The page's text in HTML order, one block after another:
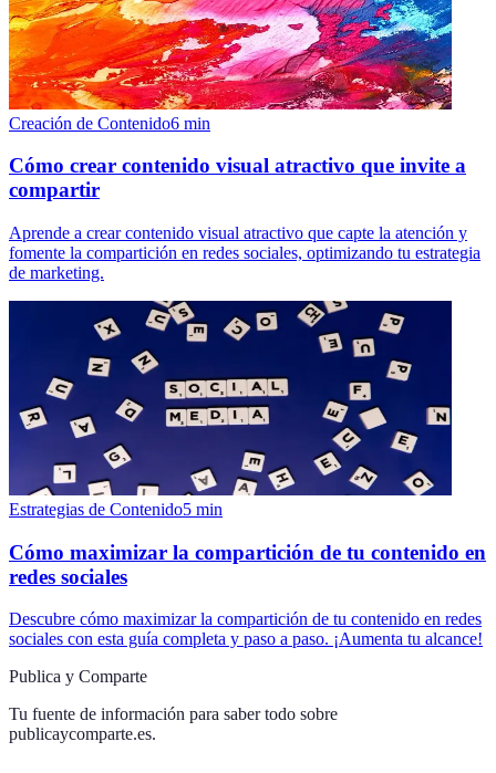
Creación de Contenido6 min
Cómo crear contenido visual atractivo que invite a
compartir
Aprende a crear contenido visual atractivo que capte la atención y
fomente la compartición en redes sociales, optimizando tu estrategia
de marketing.
Estrategias de Contenido5 min
Cómo maximizar la compartición de tu contenido en
redes sociales
Descubre cómo maximizar la compartición de tu contenido en redes
sociales con esta guía completa y paso a paso. ¡Aumenta tu alcance!
Publica y Comparte
Tu fuente de información para saber todo sobre
publicaycomparte.es.